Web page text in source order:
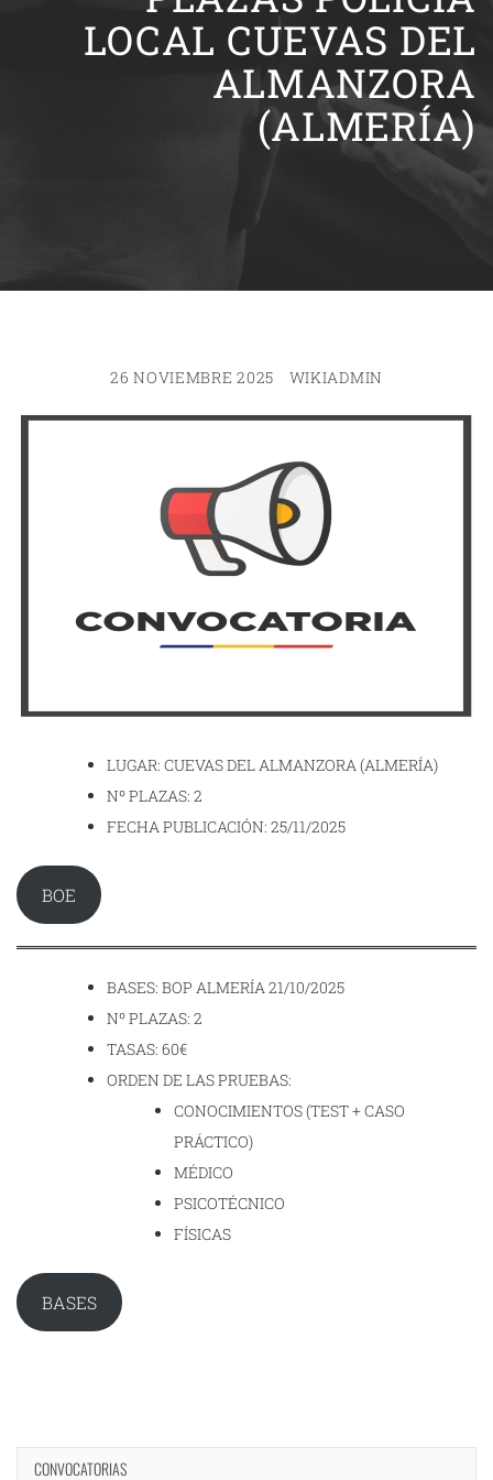
LOCAL CUEVAS DEL
ALMANZORA
(ALMERÍA)
26 NOVIEMBRE 2025 WIKIADMIN
LUGAR: CUEVAS DEL ALMANZORA (ALMERÍA)
Nº PLAZAS: 2
FECHA PUBLICACIÓN: 25/11/2025
BOE
BASES: BOP ALMERÍA 21/10/2025
Nº PLAZAS: 2
TASAS: 60€
ORDEN DE LAS PRUEBAS:
CONOCIMIENTOS (TEST + CASO
PRÁCTICO)
MÉDICO
PSICOTÉCNICO
FÍSICAS
BASES
CONVOCATORIAS